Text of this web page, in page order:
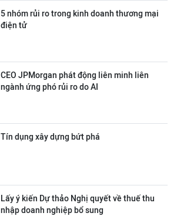
5 nhóm rủi ro trong kinh doanh thương mại
điện tử
CEO JPMorgan phát động liên minh liên
ngành ứng phó rủi ro do AI
Tín dụng xây dựng bứt phá
Lấy ý kiến Dự thảo Nghị quyết về thuế thu
nhập doanh nghiệp bổ sung